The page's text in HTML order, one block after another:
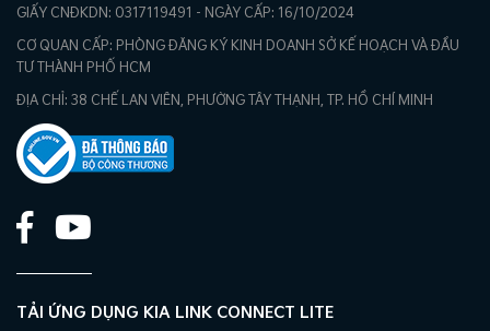
GIẤY CNĐKDN: 0317119491 - NGÀY CẤP: 16/10/2024
CƠ QUAN CẤP: PHÒNG ĐĂNG KÝ KINH DOANH SỞ KẾ HOẠCH VÀ ĐẦU
TƯ THÀNH PHỐ HCM
ĐỊA CHỈ: 38 CHẾ LAN VIÊN, PHƯỜNG TÂY THẠNH, TP. HỒ CHÍ MINH
TẢI ỨNG DỤNG KIA LINK CONNECT LITE